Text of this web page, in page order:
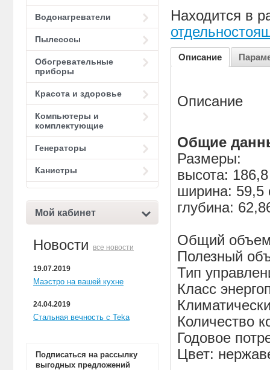
Водонагреватели
Пылесосы
Обогревательные
приборы
Красота и здоровье
Компьютеры и
комплектующие
Генераторы
Канистры
Мой кабинет
Новости все новости
19.07.2019
Маэстро на вашей кухне
24.04.2019
Стальная вечность с Teka
Подписаться на рассылку
выгодных предложений
Находится в
Описание
Описание
Общие
Размеры:
высота:
ширина: 59,5
глубина:
Общий
Полезный
Тип
Класс
Количество
Годовое
Цвет: